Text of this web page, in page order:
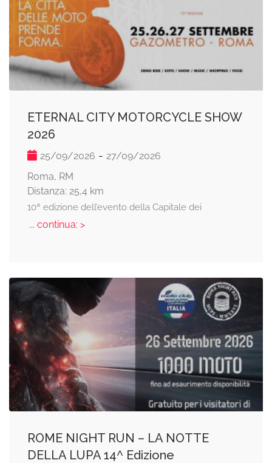
ETERNAL CITY MOTORCYCLE SHOW
2026
25/09/2026 - 27/09/2026
Roma, RM
Distanza: 25,4 km
10ª edizione dell’evento della Capitale dei
... continua: >
ROME NIGHT RUN – LA NOTTE
DELLA LUPA 14^ Edizione